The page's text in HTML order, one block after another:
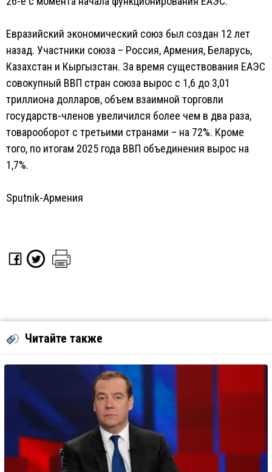
Евразийский экономический союз был создан 12 лет
назад. Участники союза – Россия, Армения, Беларусь,
Казахстан и Кыргызстан. За время существования ЕАЭС
совокупный ВВП стран союза вырос с 1,6 до 3,01
триллиона долларов, объем взаимной торговли
государств-членов увеличился более чем в два раза,
товарооборот с третьими странами – на 72%. Кроме
того, по итогам 2025 года ВВП объединения вырос на
1,7%.
Sputnik-Армения
Читайте также